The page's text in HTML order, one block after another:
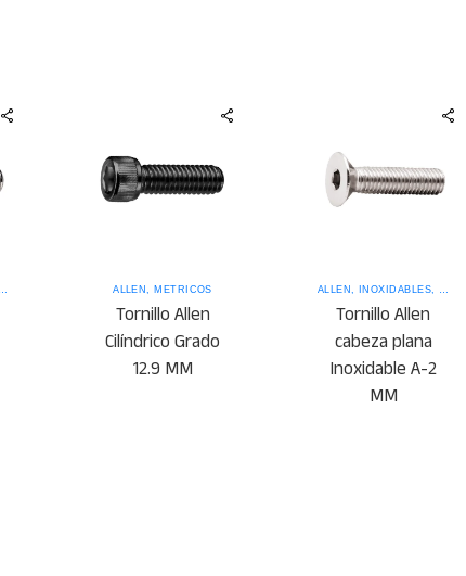
MÉTRICOS ALLEN, MÉTRICOS
Tornillo Allen
Cilíndrico Grado
12.9 MM
ALLEN, INOXIDABLES,
Tornillo Allen
cabeza plana
Inoxidable A-2
MM